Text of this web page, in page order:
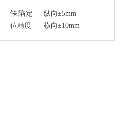
缺陷定
位精度
纵向±5mm
横向±10mm